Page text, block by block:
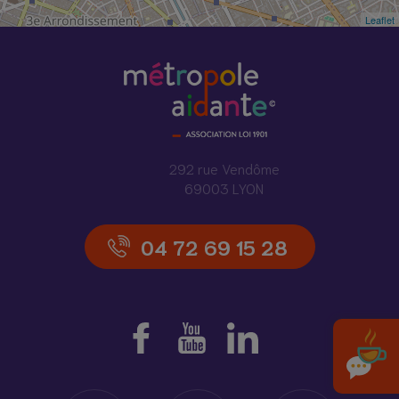
Leaflet
292 rue Vendôme
69003 LYON
04 72 69 15 28